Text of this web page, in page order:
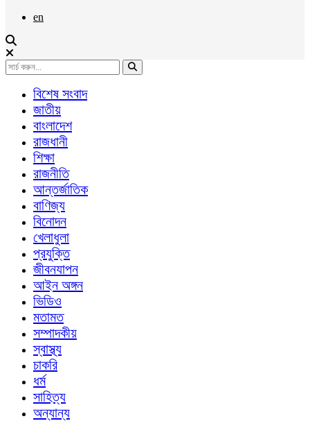
en
বিশেষ সংবাদ
জাতীয়
বাংলাদেশ
রাজধানী
শিক্ষা
রাজনীতি
আন্তর্জাতিক
বাণিজ্য
বিনোদন
খেলাধুলা
প্রযুক্তি
জীবনযাপন
আইন অঙ্গন
ভিডিও
মতামত
সম্পাদকীয়
স্বাস্থ্য
চাকরি
ধর্ম
সাহিত্য
অন্যান্য